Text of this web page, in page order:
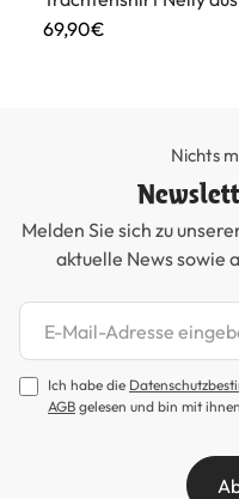
69,90€
Nichts
Melden Sie sich zu
aktuelle News sowie
Newsletter
Ich habe die
AGB gelesen und bin mit